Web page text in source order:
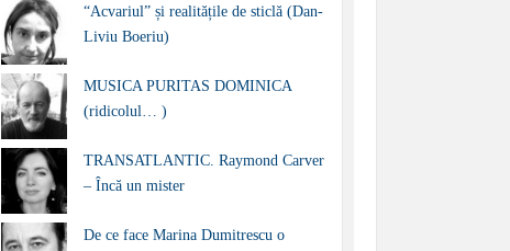
“Acvariul” și realitățile de sticlă (Dan-
Liviu Boeriu)
MUSICA PURITAS DOMINICA
(ridicolul… )
TRANSATLANTIC. Raymond Carver
– Încă un mister
De ce face Marina Dumitrescu o